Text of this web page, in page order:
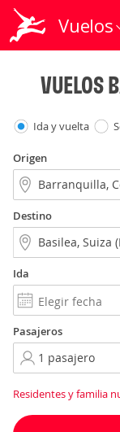
Vuelos
VUELOS
Ida y vuelta
Origen
Destino
Ida
Pasajeros
Residentes y familia